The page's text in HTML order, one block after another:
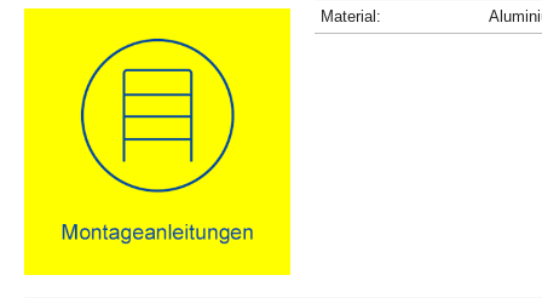
Material: